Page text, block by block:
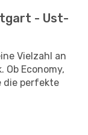
- Ust-
Vielzahl an
Ob Economy,
die perfekte